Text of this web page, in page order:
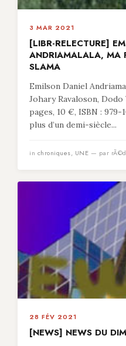
3 MAR 2021
[LIBR-RELECTURE]
ANDRIAMALALA, MA
SLAMA
Emilson Daniel
Johary Ravaloson, Dodo
pages, 10 €, ISBN :
plus d’un demi-siècle...
in chroniques, UNE — par
28 FÉV 2021
[NEWS] NEWS DU